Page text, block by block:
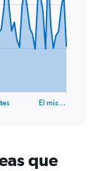
El mis…
que